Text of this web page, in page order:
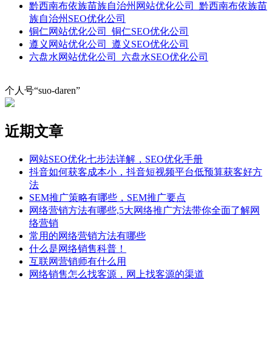
黔西南布依族苗族自治州网站优化公司_黔西南布依族苗
族自治州SEO优化公司
铜仁网站优化公司_铜仁SEO优化公司
遵义网站优化公司_遵义SEO优化公司
六盘水网站优化公司_六盘水SEO优化公司
个人号“suo-daren”
近期文章
网站SEO优化七步法详解，SEO优化手册
抖音如何获客成本小，抖音短视频平台低预算获客好方
法
SEM推广策略有哪些，SEM推广要点
网络营销方法有哪些,5大网络推广方法带你全面了解网
络营销
常用的网络营销方法有哪些
什么是网络销售科普！
互联网营销师有什么用
网络销售怎么找客源，网上找客源的渠道